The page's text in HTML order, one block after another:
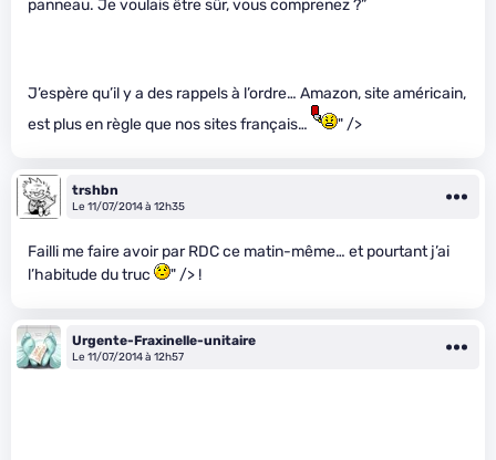
panneau. Je voulais être sûr, vous comprenez ?”
J’espère qu’il y a des rappels à l’ordre… Amazon, site américain,
est plus en règle que nos sites français…
" />
trshbn
Le 11/07/2014 à 12h35
Failli me faire avoir par RDC ce matin-même… et pourtant j’ai
l’habitude du truc
" /> !
Urgente-Fraxinelle-unitaire
Le 11/07/2014 à 12h57